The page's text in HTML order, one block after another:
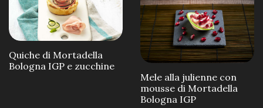
Quiche di Mortadella
Bologna IGP e zucchine
Mele alla julienne con
mousse di Mortadella
Bologna IGP